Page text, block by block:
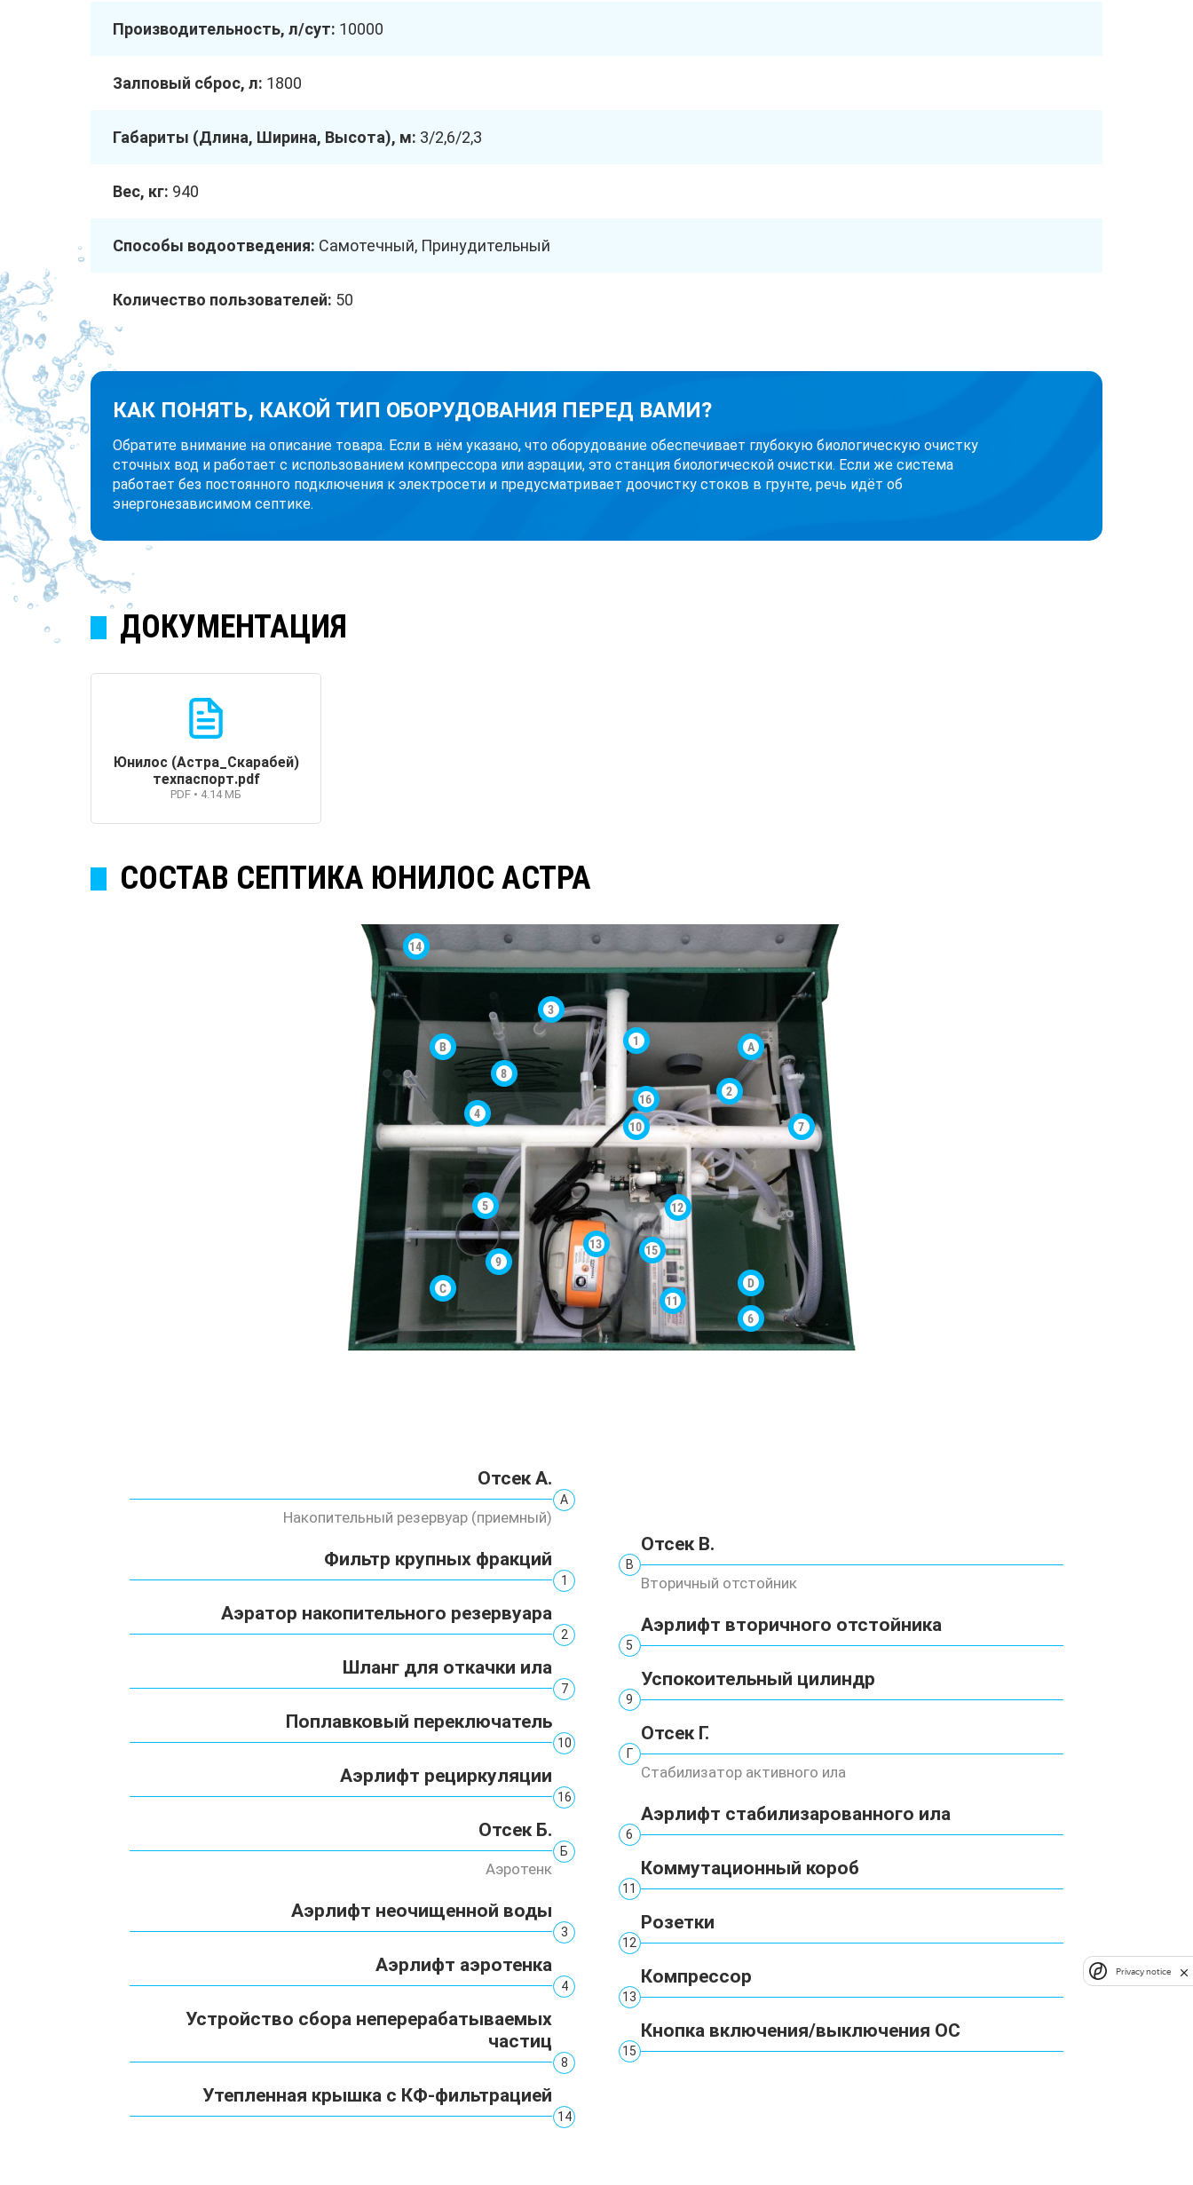
Производительность, л/сут: 10000
Залповый сброс, л: 1800
Габариты (Длина, Ширина, Высота), м: 3/2,6/2,3
Вес, кг: 940
Способы водоотведения: Самотечный, Принудительный
Количество пользователей: 50
КАК ПОНЯТЬ, КАКОЙ ТИП ОБОРУДОВАНИЯ ПЕРЕД ВАМИ?
Обратите внимание на описание товара. Если в нём указано, что оборудование обеспечивает глубокую биологическую очистку
сточных вод и работает с использованием компрессора или аэрации, это станция биологической очистки. Если же система
работает без постоянного подключения к электросети и предусматривает доочистку стоков в грунте, речь идёт об
энергонезависимом септике.
ДОКУМЕНТАЦИЯ
Юнилос (Астра_Скарабей)
техпаспорт.pdf
PDF • 4.14 МБ
СОСТАВ СЕПТИКА ЮНИЛОС АСТРА
Отсек А.
А
Накопительный резервуар (приемный)
Фильтр крупных фракций
1
Аэратор накопительного резервуара
2
Шланг для откачки ила
7
Поплавковый переключатель
10
Аэрлифт рециркуляции
16
Отсек Б.
Б
Аэротенк
Аэрлифт неочищенной воды
3
Аэрлифт аэротенка
4
Устройство сбора неперерабатываемых
частиц
8
Утепленная крышка с КФ-фильтрацией
14
Отсек В.
В
Вторичный отстойник
Аэрлифт вторичного отстойника
5
Успокоительный цилиндр
9
Отсек Г.
Г
Стабилизатор активного ила
Аэрлифт стабилизарованного ила
6
Коммутационный короб
11
Розетки
12
Компрессор
13
Кнопка включения/выключения ОС
15
Privacy notice